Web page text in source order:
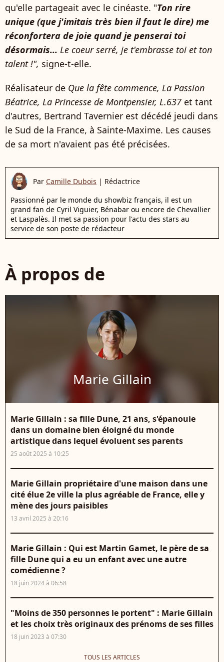
qu'elle partageait avec le cinéaste. "Ton rire
unique (que j'imitais très bien il faut le dire) me
réconfortera de joie quand je penserai toi
désormais... Le coeur serré, je t'embrasse toi et ton
talent !", signe-t-elle.
Réalisateur de Que la fête commence, La Passion
Béatrice, La Princesse de Montpensier, L.637 et tant
d'autres, Bertrand Tavernier est décédé jeudi dans
le Sud de la France, à Sainte-Maxime. Les causes
de sa mort n'avaient pas été précisées.
Par Camille Dubois | Rédactrice
Passionné par le monde du showbiz français, il est un
grand fan de Cyril Viguier, Bénabar ou encore de Chevallier
et Laspalès. Il met sa passion pour l'actu des stars au
service de son poste de rédacteur
À propos de
Marie Gillain
Marie Gillain : sa fille Dune, 21 ans, s'épanouie
dans un domaine bien éloigné du monde
artistique dans lequel évoluent ses parents
25 août 2025 à 10:25
Marie Gillain propriétaire d'une maison dans une
cité élue 2e ville la plus agréable de France, elle y
mène des jours paisibles
13 avril 2025 à 20:16
Marie Gillain : Qui est Martin Gamet, le père de sa
fille Dune qui a eu un enfant avec une autre
comédienne ?
18 juin 2024 à 06:58
"Moins de 350 personnes le portent" : Marie Gillain
et les choix très originaux des prénoms de ses filles
18 juin 2023 à 07:30
TOUS LES ARTICLES